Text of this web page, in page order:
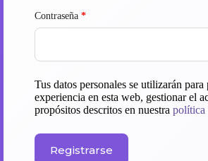
Contraseña *
Tus datos personales se utilizarán
experiencia en esta web, gestionar el
propósitos descritos en nuestra política
Registrarse